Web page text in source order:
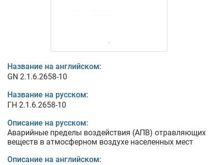
Название на английском:
GN 2.1.6.2658-10
Название на русском:
ГН 2.1.6.2658-10
Описание на русском:
Аварийные пределы воздействия (АПВ) отравляющих
веществ в атмосферном воздухе населенных мест
Описание на английском: